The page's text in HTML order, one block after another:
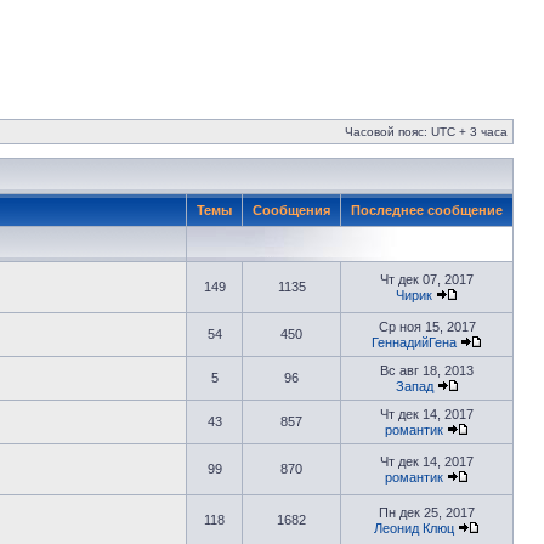
Часовой пояс: UTC + 3 часа
Темы Сообщения Последнее сообщение
149 1135
Чт дек 07, 2017
Чирик
54 450
Ср ноя 15, 2017
ГеннадийГена
5 96
Вс авг 18, 2013
Запад
43 857
Чт дек 14, 2017
романтик
99 870
Чт дек 14, 2017
романтик
118 1682
Пн дек 25, 2017
Леонид Клюц